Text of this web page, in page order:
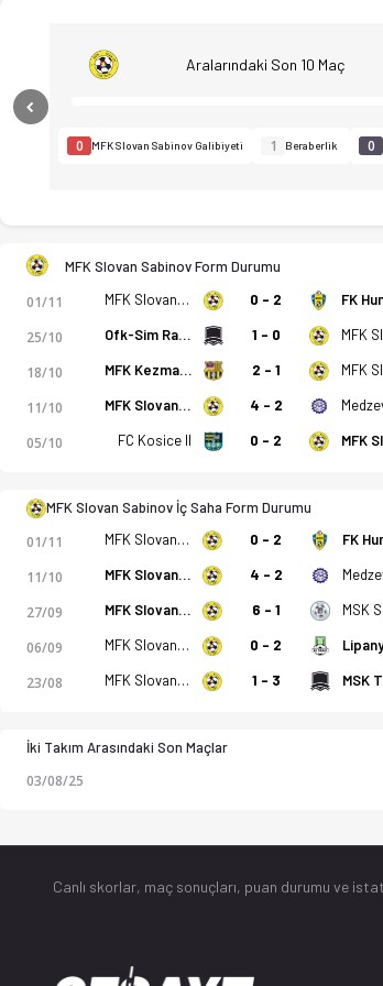
MFK Slovan Sabinov - MFK Snina 0-0 bitti.
Aralarındaki Son 10 Maç
0 MFK Slovan Sabinov Galibiyeti 1 Beraberlik 0
Previous
MFK Slovan Sabinov Form Durumu
01/11 MFK Slovan Sabinov 0 - 2 FK
25/10 Ofk-Sim Raslavice 1 - 0
18/10 MFK Kezmarok 2 - 1
11/10 MFK Slovan Sabinov 4 - 2
05/10 FC Kosice II 0 - 2
MFK Slovan Sabinov İç Saha Form Durumu
01/11 MFK Slovan Sabinov 0 - 2 FK
11/10 MFK Slovan Sabinov 4 - 2
27/09 MFK Slovan Sabinov 6 - 1
06/09 MFK Slovan Sabinov 0 - 2 Lipany
23/08 MFK Slovan Sabinov 1 - 3
İki Takım Arasındaki Son Maçlar
03/08/25
Canlı skorlar, maç sonuçları, puan durumu ve